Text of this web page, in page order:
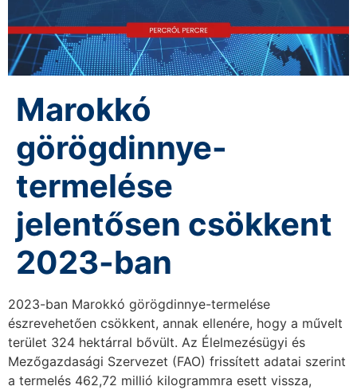
Marokkó
görögdinnye-
termelése
jelentősen csökkent
2023-ban
2023-ban Marokkó görögdinnye-termelése
észrevehetően csökkent, annak ellenére, hogy a művelt
terület 324 hektárral bővült. Az Élelmezésügyi és
Mezőgazdasági Szervezet (FAO) frissített adatai szerint
a termelés 462,72 millió kilogrammra esett vissza,